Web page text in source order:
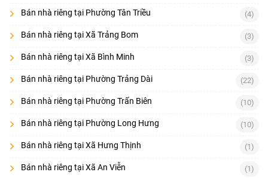
Bán nhà riêng tại Phường Tân Triều (4)
Bán nhà riêng tại Xã Trảng Bom (3)
Bán nhà riêng tại Xã Bình Minh (3)
Bán nhà riêng tại Phường Trảng Dài (22)
Bán nhà riêng tại Phường Trấn Biên (10)
Bán nhà riêng tại Phường Long Hưng (10)
Bán nhà riêng tại Xã Hưng Thịnh (1)
Bán nhà riêng tại Xã An Viễn (1)